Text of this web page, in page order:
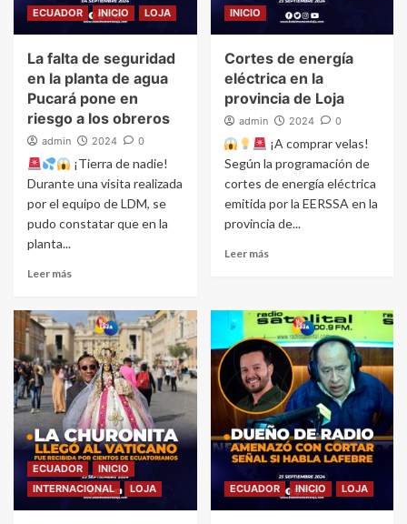
ECUADOR INICIO LOJA
La falta de seguridad
en la planta de agua
Pucará pone en
riesgo a los obreros
admin 2024 0
¡Tierra de nadie!
Durante una visita realizada
por el equipo de LDM, se
pudo constatar que en la
planta...
Leer más
INICIO
Cortes de energía
eléctrica en la
provincia de Loja
admin 2024 0
¡A comprar velas!
Según la programación de
cortes de energía eléctrica
emitida por la EERSSA en la
provincia de...
Leer más
ECUADOR
INICIO
INTERNACIONAL
LOJA ECUADOR INICIO LOJA